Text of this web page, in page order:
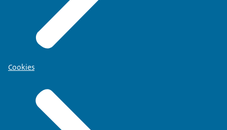
Cookies